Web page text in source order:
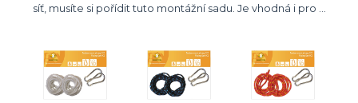
síť, musíte si pořídit tuto montážní sadu. Je vhodná i pro ...